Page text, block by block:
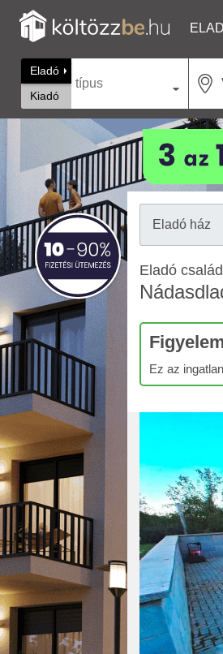
Eladó
Kiadó
típus
Eladó ház
Eladó
Ez az